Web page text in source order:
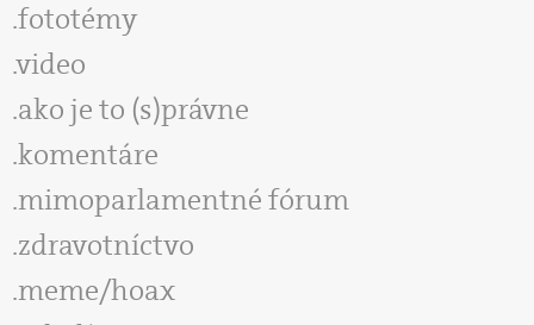
fototémy
video
ako je to (s)právne
komentáre
mimoparlamentné fórum
zdravotníctvo
meme/hoax